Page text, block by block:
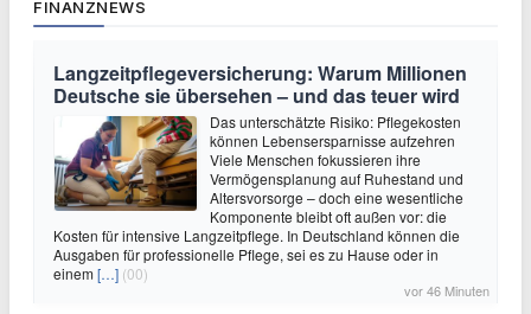
FINANZNEWS
Langzeitpflegeversicherung: Warum Millionen
Deutsche sie übersehen – und das teuer wird
Das unterschätzte Risiko: Pflegekosten
können Lebensersparnisse aufzehren
Viele Menschen fokussieren ihre
Vermögensplanung auf Ruhestand und
Altersvorsorge – doch eine wesentliche
Komponente bleibt oft außen vor: die
Kosten für intensive Langzeitpflege. In Deutschland können die
Ausgaben für professionelle Pflege, sei es zu Hause oder in
einem[…] (00)
vor 46 Minuten